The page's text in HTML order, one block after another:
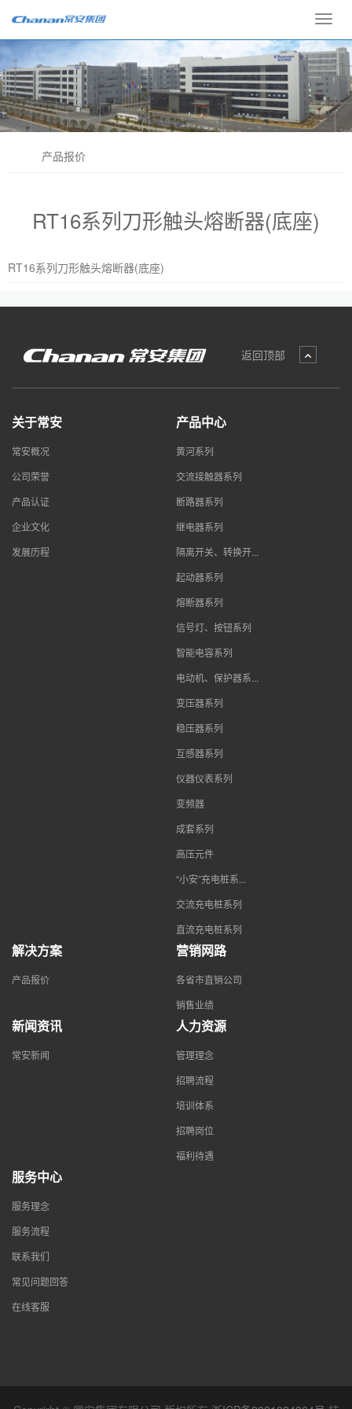
产品报价
RT16系列刀形触头熔断器(底座)
RT16系列刀形触头熔断器(底座)
返回顶部
关于常安
常安概况
公司荣誉
产品认证
企业文化
发展历程
产品中心
黄河系列
交流接触器系列
断路器系列
继电器系列
隔离开关、转换开...
起动器系列
熔断器系列
信号灯、按钮系列
智能电容系列
电动机、保护器系...
变压器系列
稳压器系列
互感器系列
仪器仪表系列
变频器
成套系列
高压元件
“小安”充电桩系...
交流充电桩系列
直流充电桩系列
解决方案
产品报价
营销网路
各省市直销公司
销售业绩
新闻资讯
常安新闻
人力资源
管理理念
招聘流程
培训体系
招聘岗位
福利待遇
服务中心
服务理念
服务流程
联系我们
常见问题回答
在线客服